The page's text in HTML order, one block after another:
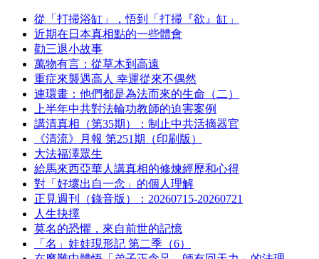
從「打掃浴缸」，悟到「打掃『欲』缸」
近期在日本真相點的一些體會
勸三退小故事
萬物有言：從草木到高遠
重症來襲遇高人 幸運從來不偶然
連環畫：他們都是為法而來的生命（二）
上半年中共對法輪功教師的迫害案例
講清真相（第35期）：制止中共活摘器官
《清流》月報 第251期（印刷版）
大法福澤眾生
給馬來西亞華人講真相的修煉經歷和心得
對「好壞出自一念」的個人理解
正見週刊（錄音版）：20260715-20260721
人生抉擇
莫名的恐懼，來自前世的記憶
「名」娃娃現形記 第二季（6）